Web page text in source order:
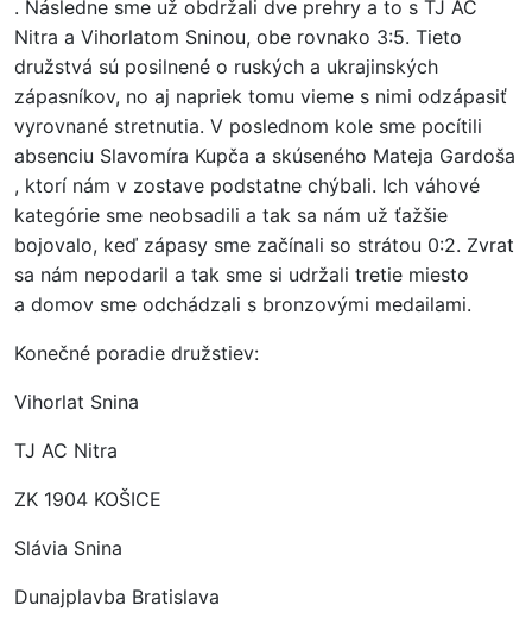
. Následne sme už obdržali dve prehry a to s TJ AC
Nitra a Vihorlatom Sninou, obe rovnako 3:5. Tieto
družstvá sú posilnené o ruských a ukrajinských
zápasníkov, no aj napriek tomu vieme s nimi odzápasiť
vyrovnané stretnutia. V poslednom kole sme pocítili
absenciu Slavomíra Kupča a skúseného Mateja Gardoša
, ktorí nám v zostave podstatne chýbali. Ich váhové
kategórie sme neobsadili a tak sa nám už ťažšie
bojovalo, keď zápasy sme začínali so strátou 0:2. Zvrat
sa nám nepodaril a tak sme si udržali tretie miesto
a domov sme odchádzali s bronzovými medailami.
Konečné poradie družstiev:
Vihorlat Snina
TJ AC Nitra
ZK 1904 KOŠICE
Slávia Snina
Dunajplavba Bratislava